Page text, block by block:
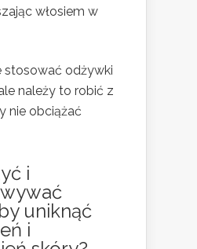
włosiem w
stosować odżywki
należy to robić z
nie obciążać
i
uniknąć
i